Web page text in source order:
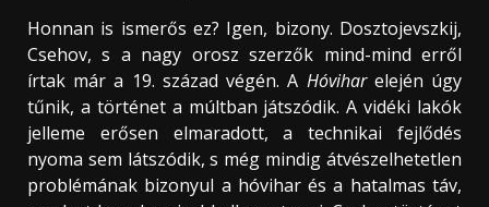
Honnan is ismerős ez? Igen, bizony. Dosztojevszkij,
Csehov, s a nagy orosz szerzők mind-mind erről
írtak már a 19. század végén. A Hóviharelején úgy
tűnik, a történet a múltban játszódik. A vidéki lakók
jelleme erősen elmaradott, a technikai fejlődés
nyoma sem látszódik, s még mindig átvészelhetetlen
problémának bizonyul a hóvihar és a hatalmas táv,